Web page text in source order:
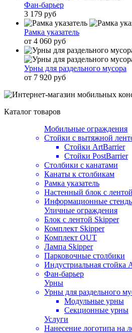
Фан-барьер
3 179 руб
Рамка указатель
от 4 060 руб
Урны для раздельного мусора
от 7 920 руб
Каталог товаров
Мобильные ограждения
Стойки с вытяжной
Стойки ArtBarrier
Стойки PostBarrier
Столбики с канатами
Канаты к столбикам
Рамка указатель
Настенный блок с лентой
Информационные
Уличные ограждения
Блок с лентой Skipper
Комплект Skipper
Комплект OUT
Лампа Skipper
Парковочные столбики
Индустриальная стойка
Фан-барьер
Урны
Урны для раздельного
Модульные урны
Секционные урны
Услуги
Нанесение логотипа на